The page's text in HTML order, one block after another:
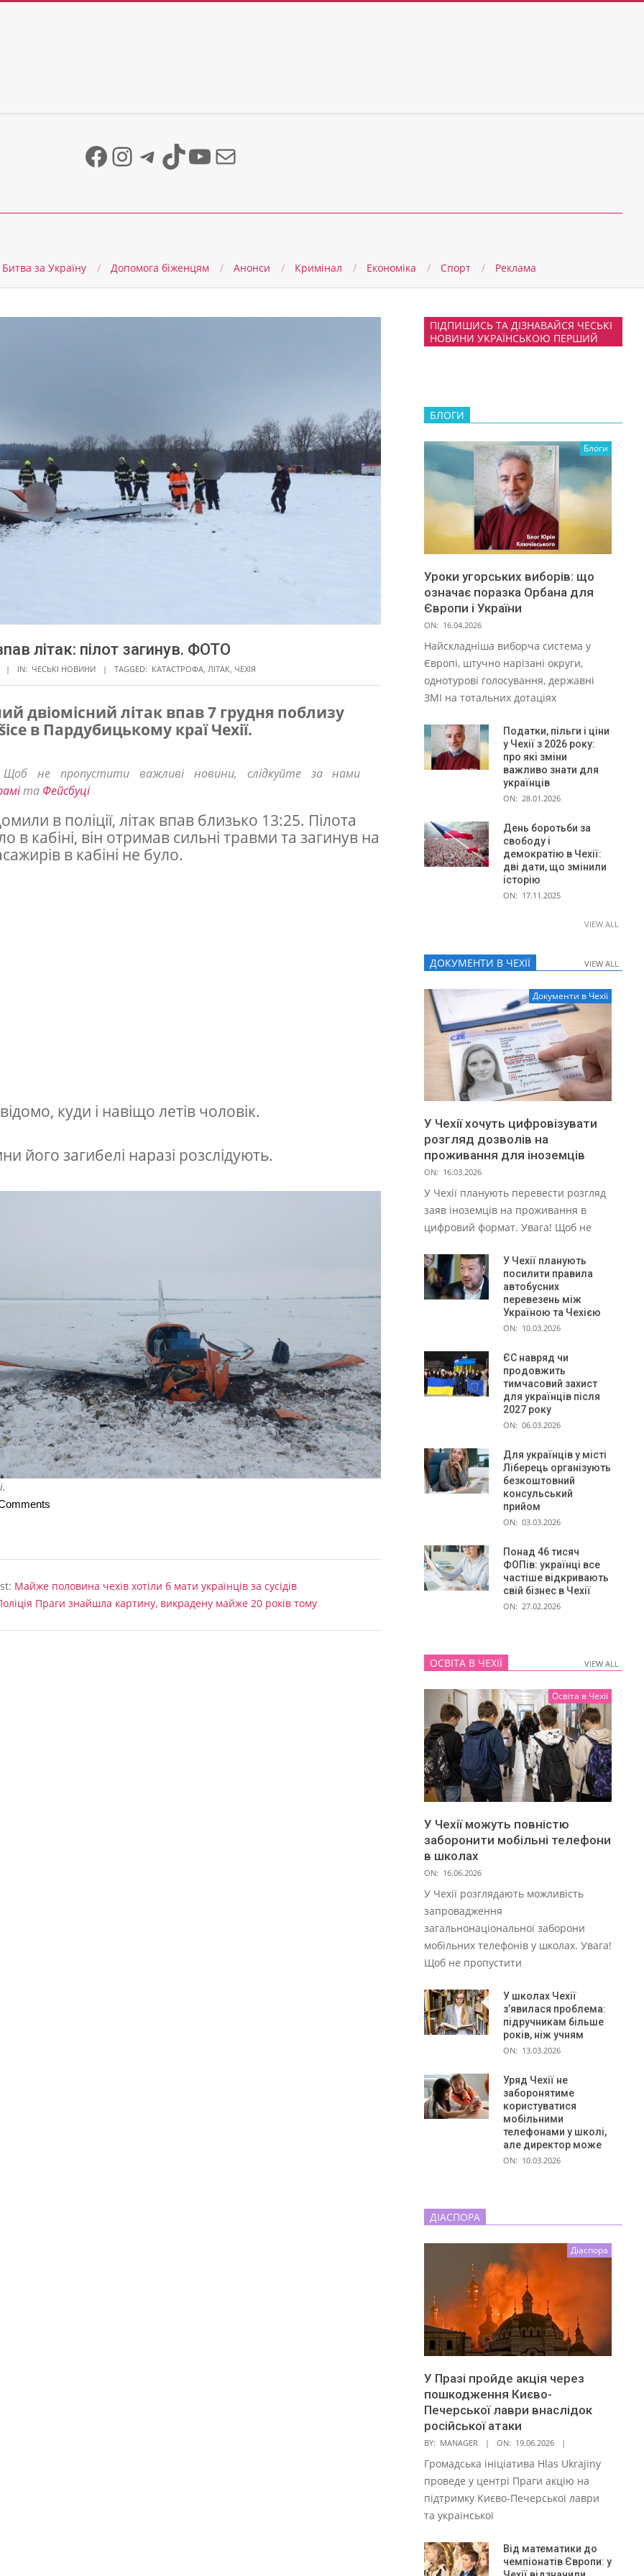
Facebook
Instagram
Telegram
TikTok
YouTube
Mail
Битва за Україну Допомога біженцям Анонси Кримінал Економіка Спорт Реклама
літак: пілот загинув. ФОТО
IN: ЧЕСЬКІ НОВИНИ TAGGED: КАТАСТРОФА ЛІТАК ЧЕХІЯ
двіомісний літак впав 7 грудня поблизу
в Пардубицькому краї Чехії.
Щоб не пропустити важливі новини, слідкуйте за нами
та Фейсбуці
в поліції, літак впав близько 13:25. Пілота
в кабіні, він отримав сильні травми та загинув на
в кабіні не було.
куди і навіщо летів чоловік.
його загибелі наразі розслідують.
Майже половина чехів хотіли б мати українців за сусідів
Праги знайшла картину, викрадену майже 20 років тому
ПІДПИШИСЬ ТА ДІЗНАВАЙСЯ ЧЕСЬКІ
НОВИНИ УКРАЇНСЬКОЮ ПЕРШИЙ
БЛОГИ
Блоги
Уроки угорських виборів: що
означає поразка Орбана для
Європи і України
ON: 16.04.2026
Найскладніша виборча система у
Європі, штучно нарізані округи,
однотурові голосування, державні
ЗМІ на тотальних дотаціях
Податки, пільги і ціни
у Чехії з 2026 року:
про які зміни
важливо знати для
українців
ON: 28.01.2026
День боротьби за
свободу і
демократію в Чехії:
дві дати, що змінили
історію
ON: 17.11.2025
VIEW ALL
ДОКУМЕНТИ В ЧЕХІЇ VIEW ALL
Документи в Чехії
У Чехії хочуть цифровізувати
розгляд дозволів на
проживання для іноземців
ON: 16.03.2026
У Чехії планують перевести розгляд
заяв іноземців на проживання в
цифровий формат. Увага! Щоб не
У Чехії планують
посилити правила
автобусних
перевезень між
Україною та Чехією
ON: 10.03.2026
ЄС навряд чи
продовжить
тимчасовий захист
для українців після
2027 року
ON: 06.03.2026
Для українців у місті
Ліберець організують
безкоштовний
консульський
прийом
ON: 03.03.2026
Понад 46 тисяч
ФОПів: українці все
частіше відкривають
свій бізнес в Чехії
ON: 27.02.2026
VIEW ALL
ОСВІТА В ЧЕХІЇ VIEW ALL
Освіта в Чехії
У Чехії можуть повністю
заборонити мобільні телефони
в школах
ON: 16.06.2026
У Чехії розглядають можливість
запровадження
загальнонаціональної заборони
мобільних телефонів у школах. Увага!
Щоб не пропустити
У школах Чехії
з’явилася проблема:
підручникам більше
років, ніж учням
ON: 13.03.2026
Уряд Чехії не
заборонятиме
користуватися
мобільними
телефонами у школі,
але директор може
ON: 10.03.2026
VIEW ALL
ДІАСПОРА
Діаспора
У Празі пройде акція через
пошкодження Києво-
Печерської лаври внаслідок
російської атаки
BY: MANAGER ON: 19.06.2026
Громадська ініціатива Hlas Ukrajiny
проведе у центрі Праги акцію на
підтримку Києво-Печерської лаври
та української
Від математики до
чемпіонатів Європи: у